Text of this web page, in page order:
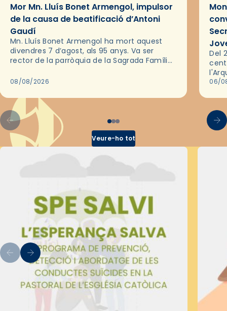
Mor Mn. Lluís Bonet Armengol, impulsor
de la causa de beatificació d’Antoni
Gaudí
Mn. Lluís Bonet Armengol ha mort aquest
divendres 7 d’agost, als 95 anys. Va ser
rector de la parròquia de la Sagrada Família
2018,…
08/08/2026
Del
les
06/
Veure-ho tot